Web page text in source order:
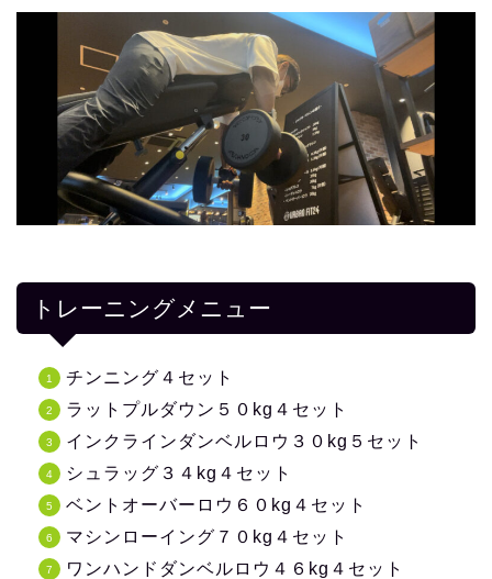
トレーニングメニュー
チンニング４セット
ラットプルダウン５０kg４セット
インクラインダンベルロウ３０kg５セット
シュラッグ３４kg４セット
ベントオーバーロウ６０kg４セット
マシンローイング７０kg４セット
ワンハンドダンベルロウ４６kg４セット